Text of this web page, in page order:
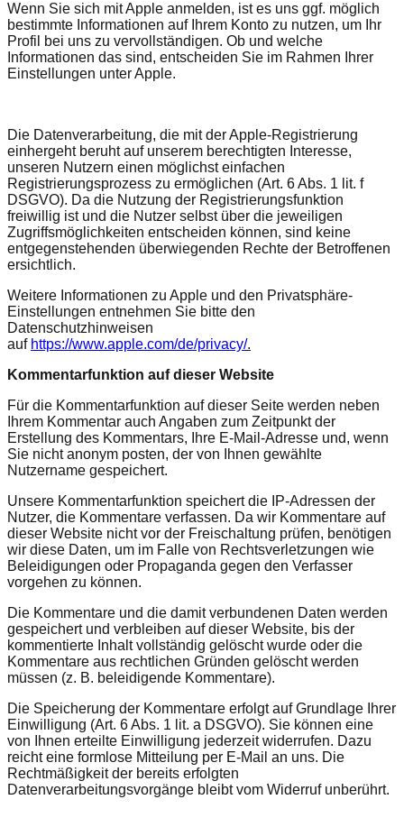
Wenn Sie sich mit Apple anmelden, ist es uns ggf. möglich
bestimmte Informationen auf Ihrem Konto zu nutzen, um Ihr
Profil bei uns zu vervollständigen. Ob und welche
Informationen das sind, entscheiden Sie im Rahmen Ihrer
Einstellungen unter Apple.
Die Datenverarbeitung, die mit der Apple-Registrierung
einhergeht beruht auf unserem berechtigten Interesse,
unseren Nutzern einen möglichst einfachen
Registrierungsprozess zu ermöglichen (Art. 6 Abs. 1 lit. f
DSGVO). Da die Nutzung der Registrierungsfunktion
freiwillig ist und die Nutzer selbst über die jeweiligen
Zugriffsmöglichkeiten entscheiden können, sind keine
entgegenstehenden überwiegenden Rechte der Betroffenen
ersichtlich.
Weitere Informationen zu Apple und den Privatsphäre-
Einstellungen entnehmen Sie bitte den
Datenschutzhinweisen
auf https://www.apple.com/de/privacy/.
Kommentar­funktion auf dieser Website
Für die Kommentarfunktion auf dieser Seite werden neben
Ihrem Kommentar auch Angaben zum Zeitpunkt der
Erstellung des Kommentars, Ihre E-Mail-Adresse und, wenn
Sie nicht anonym posten, der von Ihnen gewählte
Nutzername gespeichert.
Unsere Kommentarfunktion speichert die IP-Adressen der
Nutzer, die Kommentare verfassen. Da wir Kommentare auf
dieser Website nicht vor der Freischaltung prüfen, benötigen
wir diese Daten, um im Falle von Rechtsverletzungen wie
Beleidigungen oder Propaganda gegen den Verfasser
vorgehen zu können.
Die Kommentare und die damit verbundenen Daten werden
gespeichert und verbleiben auf dieser Website, bis der
kommentierte Inhalt vollständig gelöscht wurde oder die
Kommentare aus rechtlichen Gründen gelöscht werden
müssen (z. B. beleidigende Kommentare).
Die Speicherung der Kommentare erfolgt auf Grundlage Ihrer
Einwilligung (Art. 6 Abs. 1 lit. a DSGVO). Sie können eine
von Ihnen erteilte Einwilligung jederzeit widerrufen. Dazu
reicht eine formlose Mitteilung per E-Mail an uns. Die
Rechtmäßigkeit der bereits erfolgten
Datenverarbeitungsvorgänge bleibt vom Widerruf unberührt.